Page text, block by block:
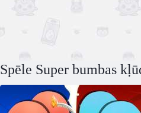
Spēle Super bumbas